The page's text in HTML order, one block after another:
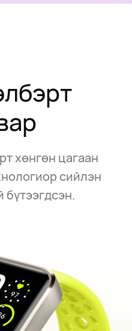
хөнгөн цагаан
сийлэн
бүтээгдсэн.